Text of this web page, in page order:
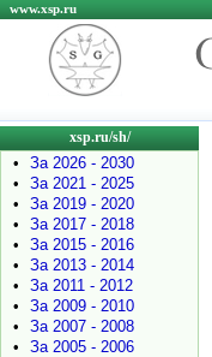
www.xsp.ru
xsp.ru/sh/
•
За 2026 - 2030
•
За 2021 - 2025
•
За 2019 - 2020
•
За 2017 - 2018
•
За 2015 - 2016
•
За 2013 - 2014
•
За 2011 - 2012
•
За 2009 - 2010
•
За 2007 - 2008
•
За 2005 - 2006